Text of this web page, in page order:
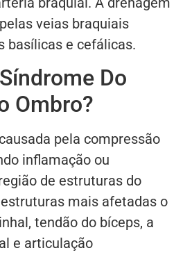
veias braquiais
basílicas e cefálicas.
Do
Ombro?
pela compressão
inflamação ou
de estruturas do
mais afetadas o
tendão do bíceps, a
e articulação